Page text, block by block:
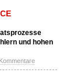
und hohen